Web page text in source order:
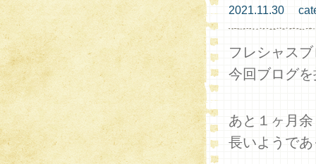
2021.11.30
フレシャス
今回ブログ
あと１ヶ月
長いようで